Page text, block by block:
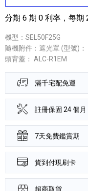
分期 6 期 0 利率，每期
機型：SEL50F25G
隨機附件：遮光罩 (型號)
頭背蓋： ALC-R1EM
滿千宅配免運
註冊保固 24 個
7天免費鑑賞期
貨到付現刷卡
超商取貨